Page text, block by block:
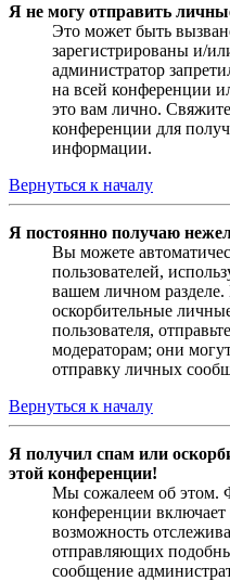
Я не могу отправить
Это может быть
зарегистрированы и/
администратор
на всей конференции
это вам лично.
конференции для
информации.
Вернуться к началу
Я постоянно получаю
Вы можете
пользователей,
вашем личном
оскорбительные
пользователя,
модераторам; они
отправку личных
Вернуться к началу
Я получил спам или
этой конференции!
Мы сожалеем об этом.
конференции
возможность
отправляющих
сообщение